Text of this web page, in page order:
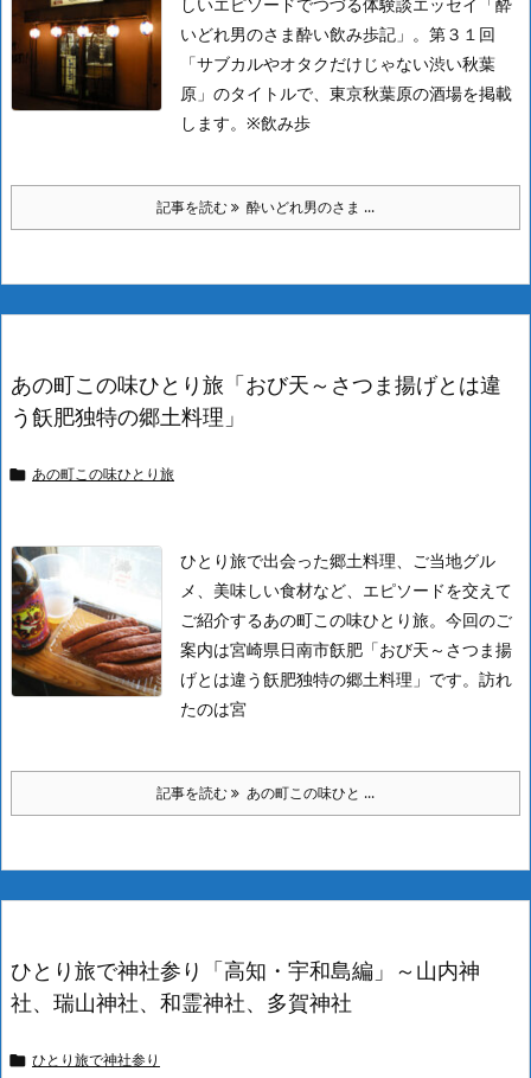
いどれ男のさま酔い飲み歩記」。第３１回
「サブカルやオタクだけじゃない渋い秋葉
原」のタイトルで、東京秋葉原の酒場を掲載
します。 ※飲み歩
記事を読む 酔いどれ男のさま ...
あの町この味ひとり旅「おび天～さつま揚げとは違
う飫肥独特の郷土料理」
 あの町この味ひとり旅
ひとり旅で出会った郷土料理、ご当地グル
メ、美味しい食材など、エピソードを交えて
ご紹介するあの町この味ひとり旅。今回のご
案内は宮崎県日南市飫肥「おび天～さつま揚
げとは違う飫肥独特の郷土料理」です。 訪れ
たのは宮
記事を読む あの町この味ひと ...
ひとり旅で神社参り「高知・宇和島編」～山内神
社、瑞山神社、和霊神社、多賀神社
 ひとり旅で神社参り